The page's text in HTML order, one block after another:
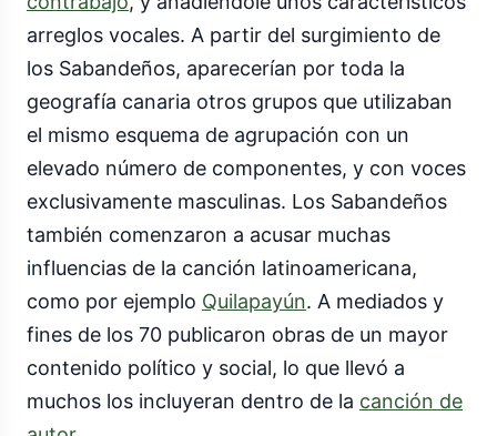
arreglos vocales. A partir del surgimiento de
los Sabandeños, aparecerían por toda la
geografía canaria otros grupos que utilizaban
el mismo esquema de agrupación con un
elevado número de componentes, y con voces
exclusivamente masculinas. Los Sabandeños
también comenzaron a acusar muchas
influencias de la canción latinoamericana,
como por ejemplo Quilapayún. A mediados y
fines de los 70 publicaron obras de un mayor
contenido político y social, lo que llevó a
muchos los incluyeran dentro de la canción de